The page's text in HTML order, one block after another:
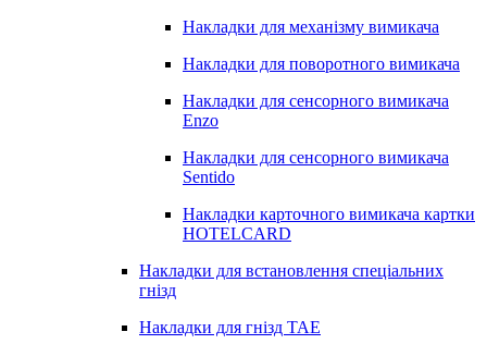
Накладки для механізму вимикача
Накладки для поворотного вимикача
Накладки для сенсорного вимикача
Enzo
Накладки для сенсорного вимикача
Sentido
Накладки карточного вимикача картки
HOTELCARD
Накладки для встановлення спеціальних
гнізд
Накладки для гнізд TAE